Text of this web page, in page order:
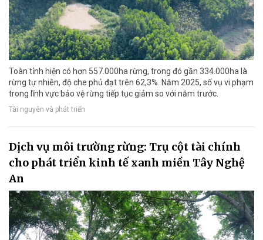
Toàn tỉnh hiện có hơn 557.000ha rừng, trong đó gần 334.000ha là
rừng tự nhiên, độ che phủ đạt trên 62,3%. Năm 2025, số vụ vi phạm
trong lĩnh vực bảo vệ rừng tiếp tục giảm so với năm trước.
Tài nguyên và phát triển
Dịch vụ môi trường rừng: Trụ cột tài chính
cho phát triển kinh tế xanh miền Tây Nghệ
An